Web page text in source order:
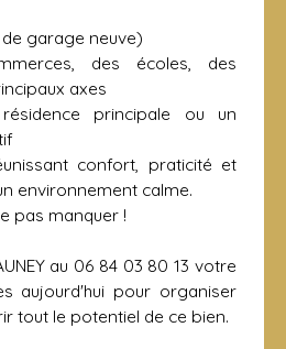
garage neuve)
des écoles, des
axes
principale ou un
confort, praticité et
environnement calme.
pas manquer !
au 06 84 03 80 13 votre
aujourd'hui pour organiser
tout le potentiel de ce bien.